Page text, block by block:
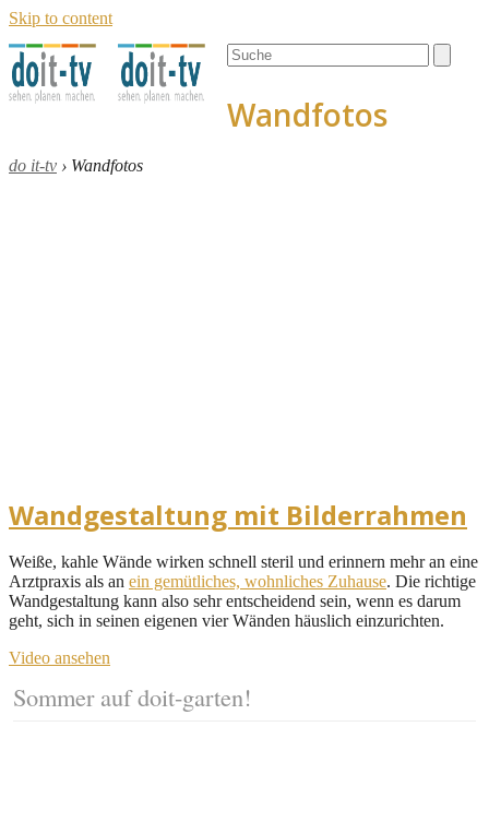
Skip to content
Open
mobile
Close
mobile
Search
Wandfotos
do it-tv › Wandfotos
Wandgestaltung mit Bilderrahmen
Weiße, kahle Wände wirken schnell steril und erinnern mehr an eine
Arztpraxis als an ein gemütliches, wohnliches Zuhause. Die richtige
Wandgestaltung kann also sehr entscheidend sein, wenn es darum
geht, sich in seinen eigenen vier Wänden häuslich einzurichten.
Video ansehen
Sommer auf doit-garten!